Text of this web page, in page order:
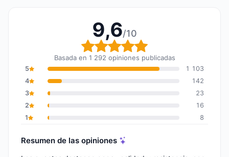
9,6/10
Calificación global: 9,6
Basada en 1 292 opiniones publicadas
5
1 103
4
142
3
23
2
16
1
8
Resumen de las opiniones